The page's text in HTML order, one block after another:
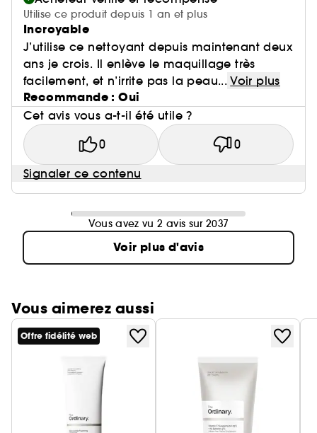
Utilise ce produit depuis 1 an et plus
Incroyable
J’utilise ce nettoyant depuis maintenant deux
ans je crois. Il enlève le maquillage très
facilement, et n’irrite pas la peau... Voir plus
Recommande : Oui
Cet avis vous a-t-il été utile ?
0 0
Signaler ce contenu
Vous avez vu 2 avis sur 2037
Voir plus d'avis
Vous aimerez aussi
Offre fidélité web